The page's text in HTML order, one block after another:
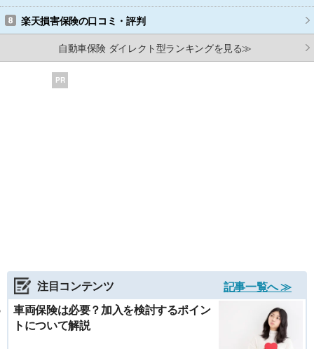
楽天損害保険の口コミ・評判
自動車保険 ダイレクト型ランキングを見る≫
PR
注目コンテンツ
記事一覧へ ≫
車両保険は必要？加入を検討するポイン
トについて解説